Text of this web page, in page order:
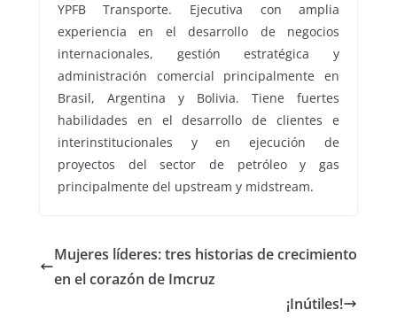
YPFB Transporte. Ejecutiva con amplia
experiencia en el desarrollo de negocios
internacionales, gestión estratégica y
administración comercial principalmente en
Brasil, Argentina y Bolivia. Tiene fuertes
habilidades en el desarrollo de clientes e
interinstitucionales y en ejecución de
proyectos del sector de petróleo y gas
principalmente del upstream y midstream.
Mujeres líderes: tres historias de crecimiento
en el corazón de Imcruz
¡Inútiles!